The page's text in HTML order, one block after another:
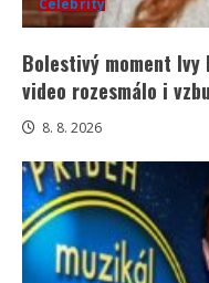
Celebrity
Bolestivý moment Ivy
video rozesmálo i
8. 8. 2026